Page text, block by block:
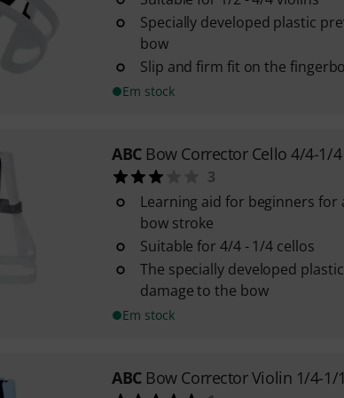
Specially developed plastic
bow
Slip and firm fit on the
Em stock
ABC Bow Corrector Cello 4/4-1/4
3
Learning aid for beginners
bow stroke
Suitable for 4/4 - 1/4 cellos
The specially developed
damage to the bow
Em stock
ABC Bow Corrector Violin 1/4-1/